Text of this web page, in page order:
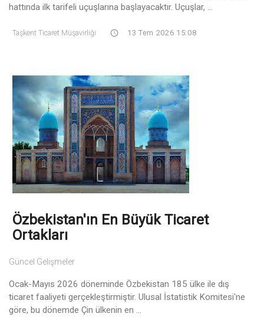
hattında ilk tarifeli uçuşlarına başlayacaktır. Uçuşlar, ...
Taşkent Ticaret Müşavirliği 13 Tem 2026 15:08
Özbekistan'ın En Büyük Ticaret
Ortakları
Güncel Gelişmeler
Ocak-Mayıs 2026 döneminde Özbekistan 185 ülke ile dış
ticaret faaliyeti gerçekleştirmiştir. Ulusal İstatistik Komitesi'ne
göre, bu dönemde Çin ülkenin en ...